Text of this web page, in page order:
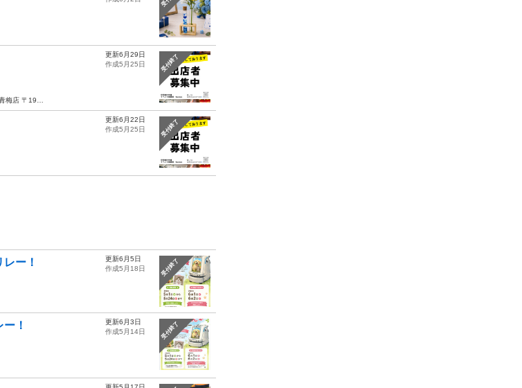
受付終了
梅店 〒19…
更新6月29日
作成5月25日
受付終了
更新6月22日
作成5月25日
受付終了
ー！
更新6月5日
作成5月18日
受付終了
！
更新6月3日
作成5月14日